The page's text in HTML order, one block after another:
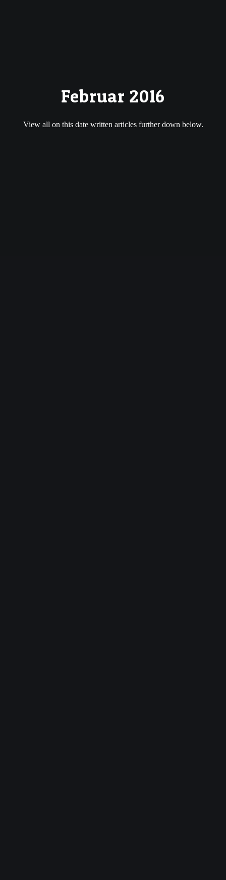
Februar 2016
View all on this date written articles further down below.